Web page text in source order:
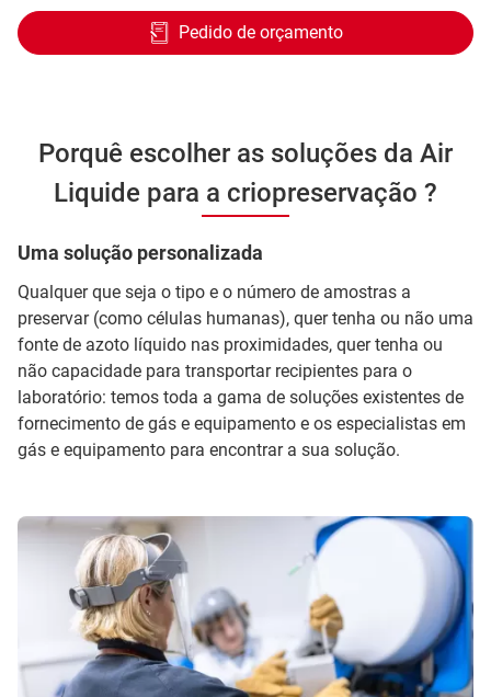
Pedido de orçamento
Porquê escolher as soluções da Air
Liquide para a criopreservação ?
Uma solução personalizada
Qualquer que seja o tipo e o número de amostras a
preservar (como células humanas), quer tenha ou não uma
fonte de azoto líquido nas proximidades, quer tenha ou
não capacidade para transportar recipientes para o
laboratório: temos toda a gama de soluções existentes de
fornecimento de gás e equipamento e os especialistas em
gás e equipamento para encontrar a sua solução.